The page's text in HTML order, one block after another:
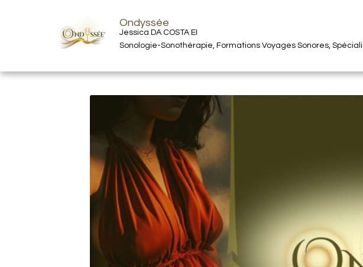
Ondyssée
Jessica DA COSTA EI
Sonologie-Sonothérapie, Formations Voyages Sonores,